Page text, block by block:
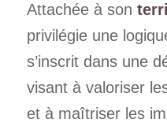
Attachée à son
privilégie une
s’inscrit dans une
visant à valoriser
et à maîtriser les